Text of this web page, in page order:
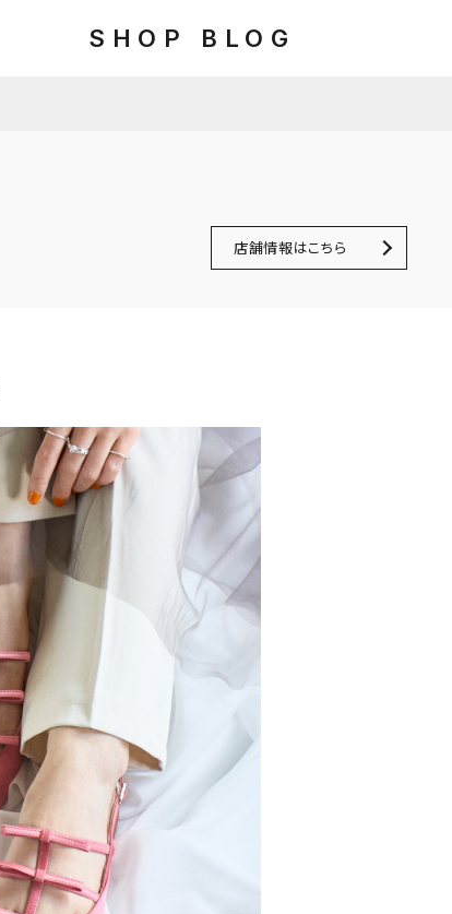
SHOP BLOG
店舗情報はこちら